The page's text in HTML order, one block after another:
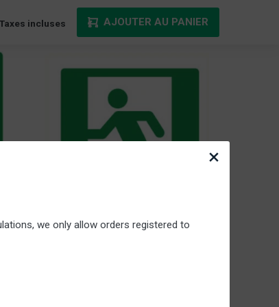
Taxes incluses AJOUTER AU PANIER
Pictogramme sortie gauche
×
we only allow orders registered to